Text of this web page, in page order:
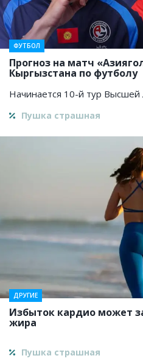
Прогноз на матч
Кыргызстана по футболу
ФУТБОЛ
Начинается 10-й тур Высшей
Пушка страшная
Избыток кардио может
жира
ДРУГИЕ
Пушка страшная